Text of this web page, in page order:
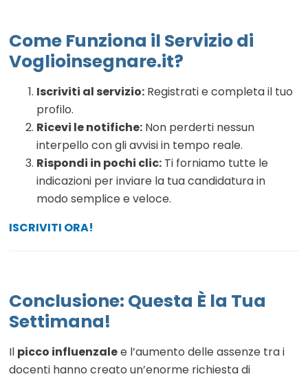
Come Funziona il Servizio di
Voglioinsegnare.it?
Iscriviti al servizio: Registrati e completa il tuo
profilo.
Ricevi le notifiche: Non perderti nessun
interpello con gli avvisi in tempo reale.
Rispondi in pochi clic: Ti forniamo tutte le
indicazioni per inviare la tua candidatura in
modo semplice e veloce.
ISCRIVITI ORA!
Conclusione: Questa È la Tua
Settimana!
Il picco influenzalee l’aumento delle assenze tra i
docenti hanno creato un’enorme richiesta di